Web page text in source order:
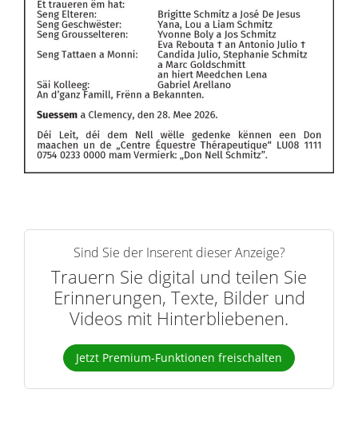
Sind Sie der Inserent dieser Anzeige?
Trauern Sie digital und teilen Sie
Erinnerungen, Texte, Bilder und
Videos mit Hinterbliebenen.
Jetzt Premium-Funktionen freischalten